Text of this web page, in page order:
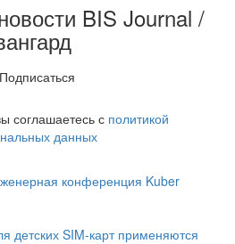
BIS Journal /
Подписаться
соглашаетесь с политикой
данных
конференция Kuber
SIM-карт применяются